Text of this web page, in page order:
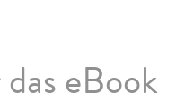
eBook